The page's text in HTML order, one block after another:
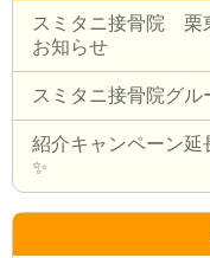
スミタニ接骨院 栗
お知らせ
スミタニ接骨院グ
紹介キャンペーン延
✨